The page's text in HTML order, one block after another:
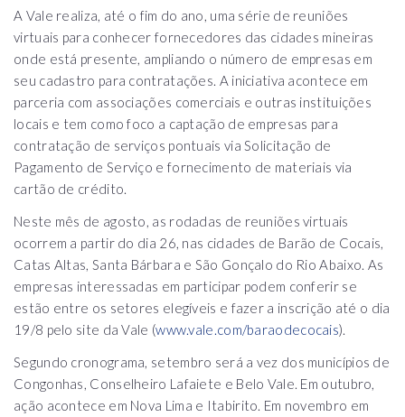
A Vale realiza, até o fim do ano, uma série de reuniões
virtuais para conhecer fornecedores das cidades mineiras
onde está presente, ampliando o número de empresas em
seu cadastro para contratações. A iniciativa acontece em
parceria com associações comerciais e outras instituições
locais e tem como foco a captação de empresas para
contratação de serviços pontuais via Solicitação de
Pagamento de Serviço e fornecimento de materiais via
cartão de crédito.
Neste mês de agosto, as rodadas de reuniões virtuais
ocorrem a partir do dia 26, nas cidades de Barão de Cocais,
Catas Altas, Santa Bárbara e São Gonçalo do Rio Abaixo. As
empresas interessadas em participar podem conferir se
estão entre os setores elegíveis e fazer a inscrição até o dia
19/8 pelo site da Vale (www.vale.com/baraodecocais).
Segundo cronograma, setembro será a vez dos municípios de
Congonhas, Conselheiro Lafaiete e Belo Vale. Em outubro,
ação acontece em Nova Lima e Itabirito. Em novembro em